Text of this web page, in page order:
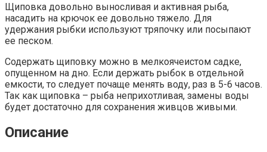
Щиповка довольно выносливая и активная рыба,
насадить на крючок ее довольно тяжело. Для
удержания рыбки используют тряпочку или посыпают
ее песком.
Содержать щиповку можно в мелкоячеистом садке,
опущенном на дно. Если держать рыбок в отдельной
емкости, то следует почаще менять воду, раз в 5-6 часов.
Так как щиповка – рыба неприхотливая, замены воды
будет достаточно для сохранения живцов живыми.
Описание